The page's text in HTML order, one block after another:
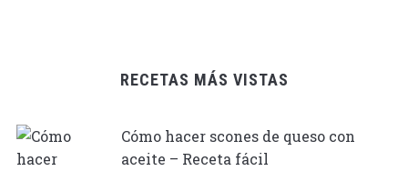
RECETAS MÁS VISTAS
Cómo hacer scones de queso con
aceite – Receta fácil